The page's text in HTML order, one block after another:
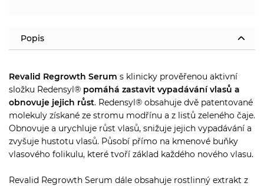
Popis
Revalid Regrowth Serum s klinicky prověřenou aktivní
složku Redensyl® pomáhá zastavit vypadávání vlasů a
obnovuje jejich růst. Redensyl® obsahuje dvě patentované
molekuly získané ze stromu modřínu a z listů zeleného čaje.
Obnovuje a urychluje růst vlasů, snižuje jejich vypadávání a
zvyšuje hustotu vlasů. Působí přímo na kmenové buňky
vlasového folikulu, které tvoří základ každého nového vlasu.
Revalid Regrowth Serum dále obsahuje rostlinný extrakt z